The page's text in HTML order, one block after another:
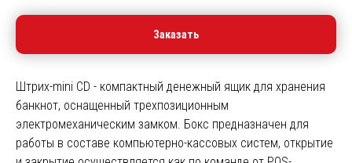
Заказать
Штрих-mini CD - компактный денежный ящик для хранения
банкнот, оснащенный трехпозиционным
электромеханическим замком. Бокс предназначен для
работы в составе компьютерно-кассовых систем, открытие